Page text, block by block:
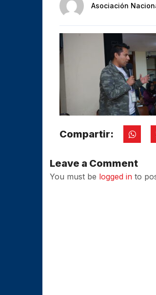
Asociación
Compartir:
Leave a Comment
You must be logged in to